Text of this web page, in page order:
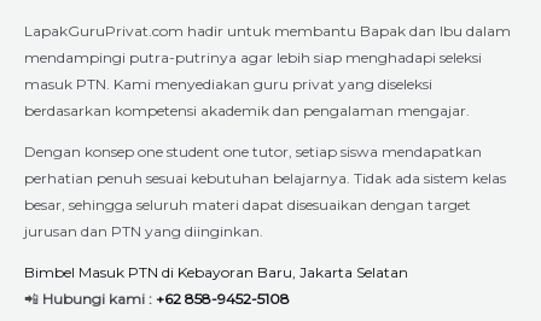
LapakGuruPrivat.com hadir untuk membantu Bapak dan Ibu dalam
mendampingi putra-putrinya agar lebih siap menghadapi seleksi
masuk PTN. Kami menyediakan guru privat yang diseleksi
berdasarkan kompetensi akademik dan pengalaman mengajar.
Dengan konsep one student one tutor, setiap siswa mendapatkan
perhatian penuh sesuai kebutuhan belajarnya. Tidak ada sistem kelas
besar, sehingga seluruh materi dapat disesuaikan dengan target
jurusan dan PTN yang diinginkan.
Bimbel Masuk PTN di Kebayoran Baru, Jakarta Selatan
📲 Hubungi kami : +62 858-9452-5108